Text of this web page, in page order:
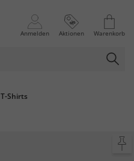
Anmelden Aktionen Warenkorb
T-Shirts